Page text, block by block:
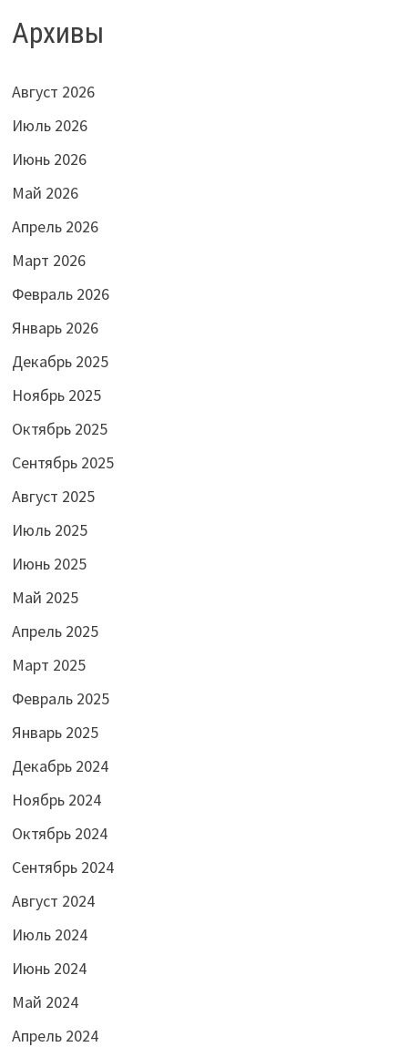
Архивы
Август 2026
Июль 2026
Июнь 2026
Май 2026
Апрель 2026
Март 2026
Февраль 2026
Январь 2026
Декабрь 2025
Ноябрь 2025
Октябрь 2025
Сентябрь 2025
Август 2025
Июль 2025
Июнь 2025
Май 2025
Апрель 2025
Март 2025
Февраль 2025
Январь 2025
Декабрь 2024
Ноябрь 2024
Октябрь 2024
Сентябрь 2024
Август 2024
Июль 2024
Июнь 2024
Май 2024
Апрель 2024